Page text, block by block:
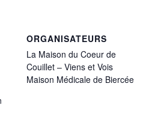
ORGANISATEURS
La Maison du Coeur de
Couillet – Viens et Vois
Maison Médicale de Biercée